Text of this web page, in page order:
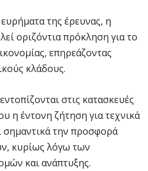
της έρευνας, η
οριζόντια πρόκληση για το
επηρεάζοντας
κλάδους.
στις κατασκευές
η έντονη ζήτηση για τεχνικά
σημαντικά την προσφορά
κυρίως λόγω των
και ανάπτυξης.